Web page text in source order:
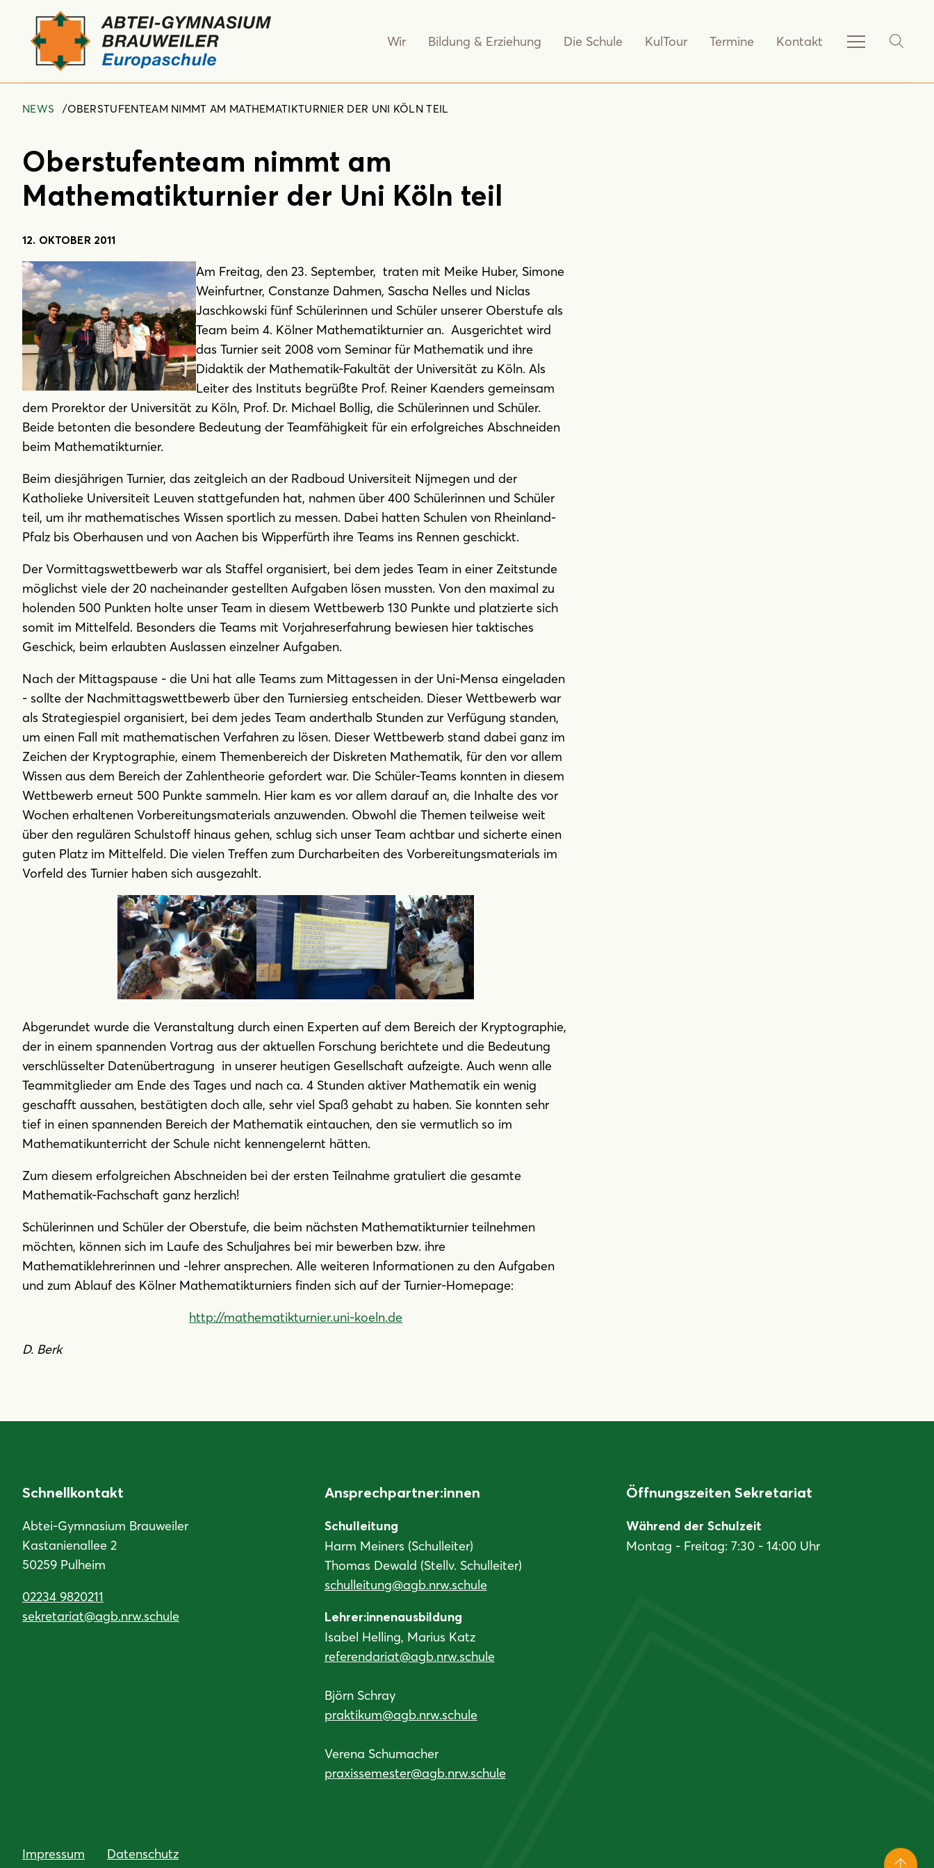
Wir Bildung & Erziehung Die Schule KulTour Termine Kontakt
Service-
anzeigen
NEWS OBERSTUFENTEAM NIMMT AM MATHEMATIKTURNIER DER UNI KÖLN TEIL
Oberstufenteam nimmt am
Mathematikturnier der Uni Köln teil
12. OKTOBER 2011
Am Freitag, den 23. September, traten mit Meike Huber, Simone
Weinfurtner, Constanze Dahmen, Sascha Nelles und Niclas
Jaschkowski fünf Schülerinnen und Schüler unserer Oberstufe als
Team beim 4. Kölner Mathematikturnier an. Ausgerichtet wird
das Turnier seit 2008 vom Seminar für Mathematik und ihre
Didaktik der Mathematik-Fakultät der Universität zu Köln. Als
Leiter des Instituts begrüßte Prof. Reiner Kaenders gemeinsam
dem Prorektor der Universität zu Köln, Prof. Dr. Michael Bollig, die Schülerinnen und Schüler.
Beide betonten die besondere Bedeutung der Teamfähigkeit für ein erfolgreiches Abschneiden
beim Mathematikturnier.
Beim diesjährigen Turnier, das zeitgleich an der Radboud Universiteit Nijmegen und der
Katholieke Universiteit Leuven stattgefunden hat, nahmen über 400 Schülerinnen und Schüler
teil, um ihr mathematisches Wissen sportlich zu messen. Dabei hatten Schulen von Rheinland-
Pfalz bis Oberhausen und von Aachen bis Wipperfürth ihre Teams ins Rennen geschickt.
Der Vormittagswettbewerb war als Staffel organisiert, bei dem jedes Team in einer Zeitstunde
möglichst viele der 20 nacheinander gestellten Aufgaben lösen mussten. Von den maximal zu
holenden 500 Punkten holte unser Team in diesem Wettbewerb 130 Punkte und platzierte sich
somit im Mittelfeld. Besonders die Teams mit Vorjahreserfahrung bewiesen hier taktisches
Geschick, beim erlaubten Auslassen einzelner Aufgaben.
Nach der Mittagspause - die Uni hat alle Teams zum Mittagessen in der Uni-Mensa eingeladen
- sollte der Nachmittagswettbewerb über den Turniersieg entscheiden. Dieser Wettbewerb war
als Strategiespiel organisiert, bei dem jedes Team anderthalb Stunden zur Verfügung standen,
um einen Fall mit mathematischen Verfahren zu lösen. Dieser Wettbewerb stand dabei ganz im
Zeichen der Kryptographie, einem Themenbereich der Diskreten Mathematik, für den vor allem
Wissen aus dem Bereich der Zahlentheorie gefordert war. Die Schüler-Teams konnten in diesem
Wettbewerb erneut 500 Punkte sammeln. Hier kam es vor allem darauf an, die Inhalte des vor
Wochen erhaltenen Vorbereitungsmaterials anzuwenden. Obwohl die Themen teilweise weit
über den regulären Schulstoff hinaus gehen, schlug sich unser Team achtbar und sicherte einen
guten Platz im Mittelfeld. Die vielen Treffen zum Durcharbeiten des Vorbereitungsmaterials im
Vorfeld des Turnier haben sich ausgezahlt.
Abgerundet wurde die Veranstaltung durch einen Experten auf dem Bereich der Kryptographie,
der in einem spannenden Vortrag aus der aktuellen Forschung berichtete und die Bedeutung
verschlüsselter Datenübertragung in unserer heutigen Gesellschaft aufzeigte. Auch wenn alle
Teammitglieder am Ende des Tages und nach ca. 4 Stunden aktiver Mathematik ein wenig
geschafft aussahen, bestätigten doch alle, sehr viel Spaß gehabt zu haben. Sie konnten sehr
tief in einen spannenden Bereich der Mathematik eintauchen, den sie vermutlich so im
Mathematikunterricht der Schule nicht kennengelernt hätten.
Zum diesem erfolgreichen Abschneiden bei der ersten Teilnahme gratuliert die gesamte
Mathematik-Fachschaft ganz herzlich!
Schülerinnen und Schüler der Oberstufe, die beim nächsten Mathematikturnier teilnehmen
möchten, können sich im Laufe des Schuljahres bei mir bewerben bzw. ihre
Mathematiklehrerinnen und -lehrer ansprechen. Alle weiteren Informationen zu den Aufgaben
und zum Ablauf des Kölner Mathematikturniers finden sich auf der Turnier-Homepage:
http://mathematikturnier.uni-koeln.de
D. Berk
Schnellkontakt
Abtei-Gymnasium Brauweiler
Kastanienallee 2
50259 Pulheim
02234 9820211
sekretariat@agb.nrw.schule
Ansprechpartner:innen
Schulleitung
Harm Meiners (Schulleiter)
Thomas Dewald (Stellv. Schulleiter)
schulleitung@agb.nrw.schule
Lehrer:innenausbildung
Isabel Helling, Marius Katz
referendariat@agb.nrw.schule
Björn Schray
praktikum@agb.nrw.schule
Verena Schumacher
praxissemester@agb.nrw.schule
Öffnungszeiten Sekretariat
Während der Schulzeit
Montag - Freitag: 7:30 - 14:00 Uhr
Impressum Datenschutz